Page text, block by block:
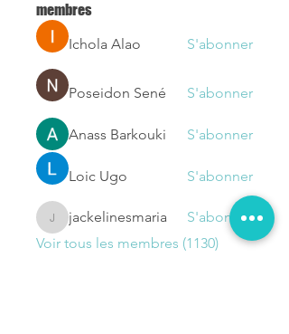
membres
Ichola Alao
S'abonner
Poseidon Sené S'abonner
Anass Barkouki S'abonner
Loic Ugo S'abonner
jackelinesmaria
jackelinesmaria
S'abonner
Voir tous les membres (1130)